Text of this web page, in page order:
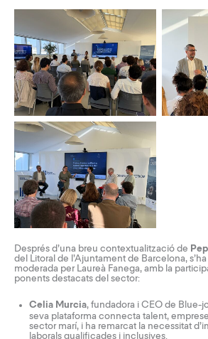
Després d’una breu contextualització de
del Litoral de l’Ajuntament de Barcelona,
moderada per Laureà Fanega, amb la
ponents destacats del sector:
Celia Murcia, fundadora i CEO de Blue-
seva plataforma connecta talent,
sector marí, i ha remarcat la necessitat
laborals qualificades i inclusives.